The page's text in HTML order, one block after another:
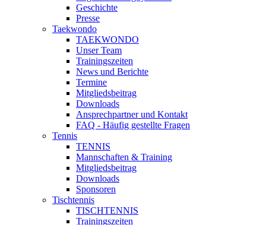
Geschichte
Presse
Taekwondo
TAEKWONDO
Unser Team
Trainingszeiten
News und Berichte
Termine
Mitgliedsbeitrag
Downloads
Ansprechpartner und Kontakt
FAQ - Häufig gestellte Fragen
Tennis
TENNIS
Mannschaften & Training
Mitgliedsbeitrag
Downloads
Sponsoren
Tischtennis
TISCHTENNIS
Trainingszeiten